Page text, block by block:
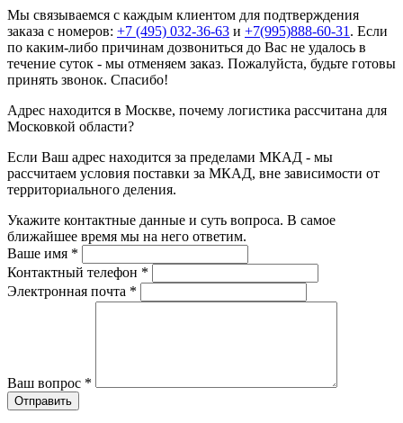
Мы связываемся с каждым клиентом для подтверждения
заказа с номеров: +7 (495) 032-36-63 и +7(995)888-60-31 . Если
по каким-либо причинам дозвониться до Вас не удалось в
течение суток - мы отменяем заказ. Пожалуйста, будьте готовы
принять звонок. Спасибо!
Адрес находится в Москве, почему логистика рассчитана для
Московкой области?
Если Ваш адрес находится за пределами МКАД - мы
рассчитаем условия поставки за МКАД, вне зависимости от
территориального деления.
Укажите контактные данные и суть вопроса. В самое
ближайшее время мы на него ответим.
Ваше имя *
Контактный телефон *
Электронная почта *
Ваш вопрос *
Отправить